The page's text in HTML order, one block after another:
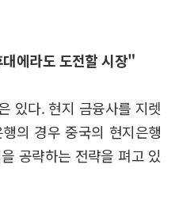
에라도 도전할 시장"
있다. 현지 금융사를 지렛
의 경우 중국의 현지은행
공략하는 전략을 펴고 있